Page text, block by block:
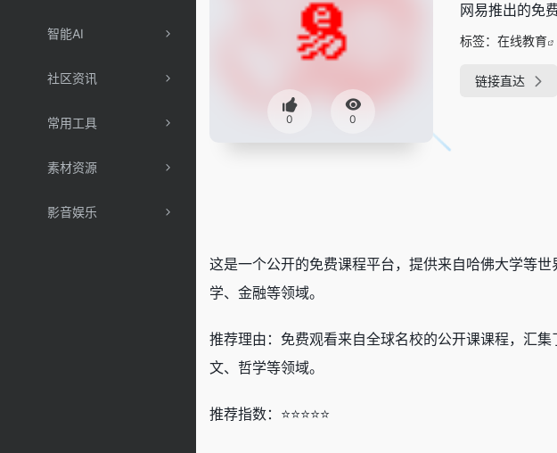
智能AI
社区资讯
常用工具
素材资源
影音娱乐
0 0
网易推出的免
标签： 在线教育
链接直达
这是一个公开的免费课程平台，提供来自哈佛大学等
学、金融等领域。
推荐理由：免费观看来自全球名校的公开课课程，汇
文、哲学等领域。
推荐指数：⭐️⭐️⭐️⭐️⭐️